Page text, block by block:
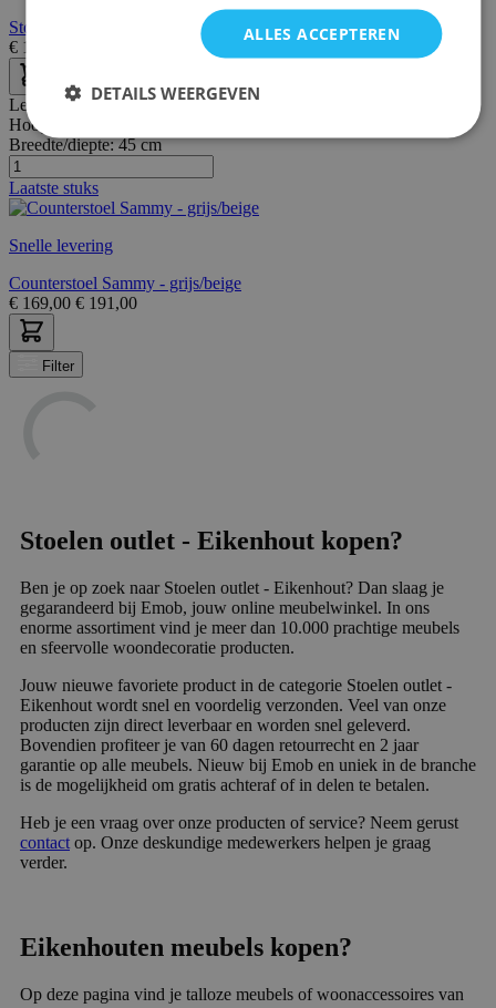
Stoffen stoel Tilda met schuine poten - grijs/eik
€ 139,00
Lengte:46 cm
Hoogte:
Breedte/diepte:45 cm
Laatste stuks
Snelle levering
Counterstoel Sammy - grijs/beige
€ 169,00 € 191,00
Filter
Stoelen outlet - Eikenhout kopen?
Ben je op zoek naar Stoelen outlet - Eikenhout? Dan slaag je
gegarandeerd bij Emob, jouw online meubelwinkel. In ons
enorme assortiment vind je meer dan 10.000 prachtige meubels
en sfeervolle woondecoratie producten.
Jouw nieuwe favoriete product in de categorie Stoelen outlet -
Eikenhout wordt snel en voordelig verzonden. Veel van onze
producten zijn direct leverbaar en worden snel geleverd.
Bovendien profiteer je van 60 dagen retourrecht en 2 jaar
garantie op alle meubels. Nieuw bij Emob en uniek in de branche
is de mogelijkheid om gratis achteraf of in delen te betalen.
Heb je een vraag over onze producten of service? Neem gerust
contact op. Onze deskundige medewerkers helpen je graag
verder.
Eikenhouten meubels kopen?
Op deze pagina vind je talloze meubels of woonaccessoires van
ALLES ACCEPTEREN
DETAILS WEERGEVEN